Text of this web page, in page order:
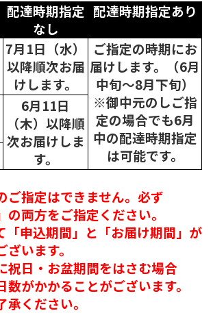
配達時期指定
なし
配達時期指定あり
7月1日（水）
以降順次お届
けします。
ご指定の時期にお
届けします。（6月
中旬～8月下旬）
※御中元のしご指
定の場合でも6月
中の配達時期指定
は可能です。
6月11日
（木）以降順
次お届けしま
す。
指定はできません。必ず
の両方をご指定ください。
申込期間」と「お届け期間」が
います。
祝日・お盆期間をはさむ場合
数がかかることがございます。
承ください。